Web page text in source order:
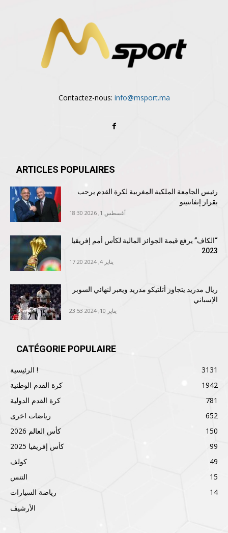
Contactez-nous: info@msport.ma
ARTICLES POPULAIRES
رئيس الجامعة الملكية المغربية لكرة القدم يرحب
بقرار إنفانتينو
أغسطس 1, 2026 18:30
“الكاف” يرفع قيمة الجوائز المالية لكأس أمم إفريقيا
2023
يناير 4, 2024 17:20
ريال مدريد يتجاوز أتلتيكو مدريد ويعبر لنهائي السوبر
الإسباني
يناير 10, 2024 23:53
CATÉGORIE POPULAIRE
الرئيسية !
3131
كرة القدم الوطنية
1942
كرة القدم الدولية
781
رياضات اخرى
652
كأس العالم 2026
150
كأس إفريقيا 2025
99
كولف
49
التنس
15
رياضة السيارات
14
الأرشيف